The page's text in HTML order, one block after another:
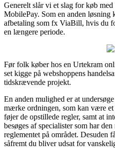
Generelt slår vi et slag for køb
MobilePay. Som en anden løsning
afbetaling som fx ViaBill, hvis du
en længere periode.
Før folk køber hos en Urtekram
set kigge på webshoppens
tidskrævende projekt.
En anden mulighed er at
mærke ordningen, som kan være
føjer de opstillede regler, samt at
besøges af specialister som har
reglementet på området. Desuden
såfremt du bliver udsat for